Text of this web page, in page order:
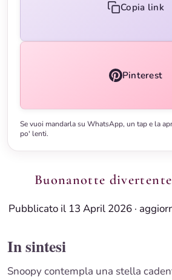
Copia link
Pinterest
Se vuoi mandarla su WhatsApp, un tap e la
po' lenti.
Buonanotte
Pubblicato il 13 April 2026 ·
In sintesi
Snoopy contempla una stella